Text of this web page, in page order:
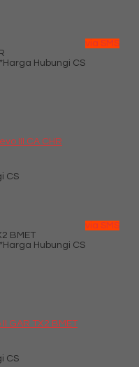
via SMS
*Harga Hubungi CS
III CA CHR
CS
via SMS
BMET
*Harga Hubungi CS
GAR TX2 BMET
CS